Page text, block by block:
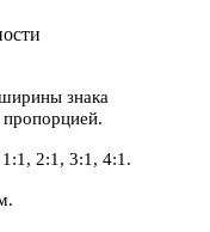
знака
пропорцией.
2:1, 3:1, 4:1.